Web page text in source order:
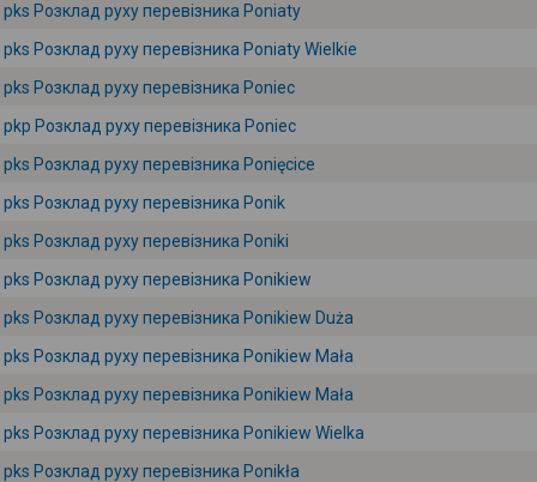
pks Розклад руху перевізника Poniaty
pks Розклад руху перевізника Poniaty Wielkie
pks Розклад руху перевізника Poniec
pkp Розклад руху перевізника Poniec
pks Розклад руху перевізника Ponięcice
pks Розклад руху перевізника Ponik
pks Розклад руху перевізника Poniki
pks Розклад руху перевізника Ponikiew
pks Розклад руху перевізника Ponikiew Duża
pks Розклад руху перевізника Ponikiew Mała
pks Розклад руху перевізника Ponikiew Mała
pks Розклад руху перевізника Ponikiew Wielka
pks Розклад руху перевізника Ponikła